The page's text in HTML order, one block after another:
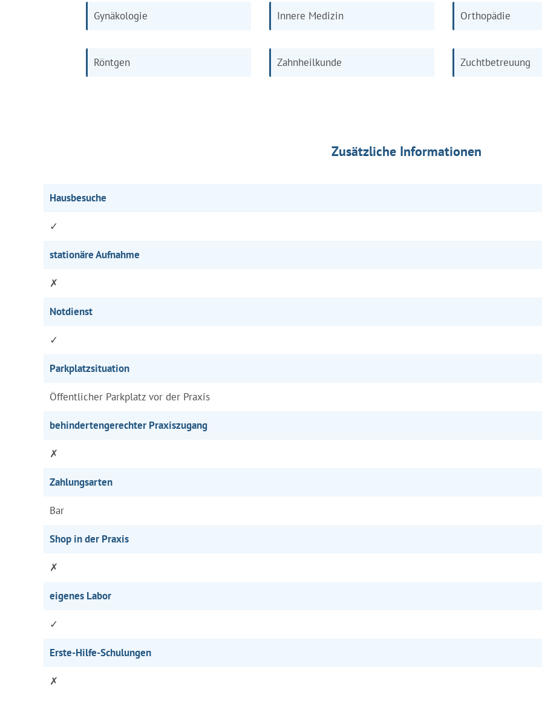
Gynäkologie Innere Medizin Orthopädie
Röntgen Zahnheilkunde Zuchtbetreuung
Zusätzliche Informationen
Hausbesuche
✓
stationäre Aufnahme
✗
Notdienst
✓
Parkplatzsituation
Öffentlicher Parkplatz vor der Praxis
behindertengerechter Praxiszugang
✗
Zahlungsarten
Bar
Shop in der Praxis
✗
eigenes Labor
✓
Erste-Hilfe-Schulungen
✗